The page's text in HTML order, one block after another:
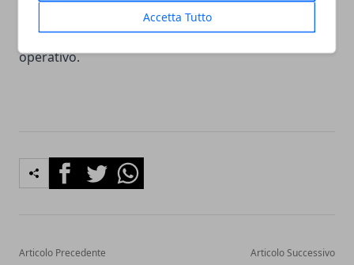
Accetta Tutto
pagamento in modo sostenibile, evitando
conseguenze più onerose sul piano patrimoniale e
operativo.
FacebookTwitterWhatsapp
Articolo Precedente Articolo Successivo